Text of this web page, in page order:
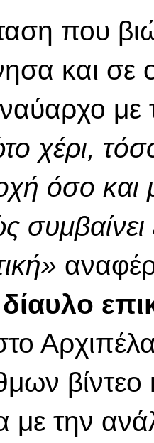
που
και σε
με
χέρι,
όσο και
την